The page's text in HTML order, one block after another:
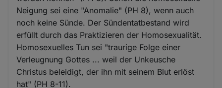
Neigung sei eine "Anomalie" (PH 8), wenn auch
noch keine Sünde. Der Sündentatbestand wird
erfüllt durch das Praktizieren der Homosexualität.
Homosexuelles Tun sei "traurige Folge einer
Verleugnung Gottes ... weil der Unkeusche
Christus beleidigt, der ihn mit seinem Blut erlöst
hat" (PH 8-11).